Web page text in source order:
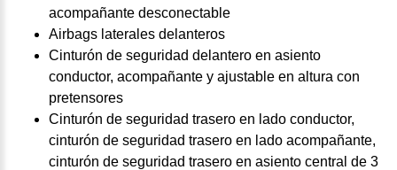
acompañante desconectable
Airbags laterales delanteros
Cinturón de seguridad delantero en asiento
conductor, acompañante y ajustable en altura con
pretensores
Cinturón de seguridad trasero en lado conductor,
cinturón de seguridad trasero en lado acompañante,
cinturón de seguridad trasero en asiento central de 3